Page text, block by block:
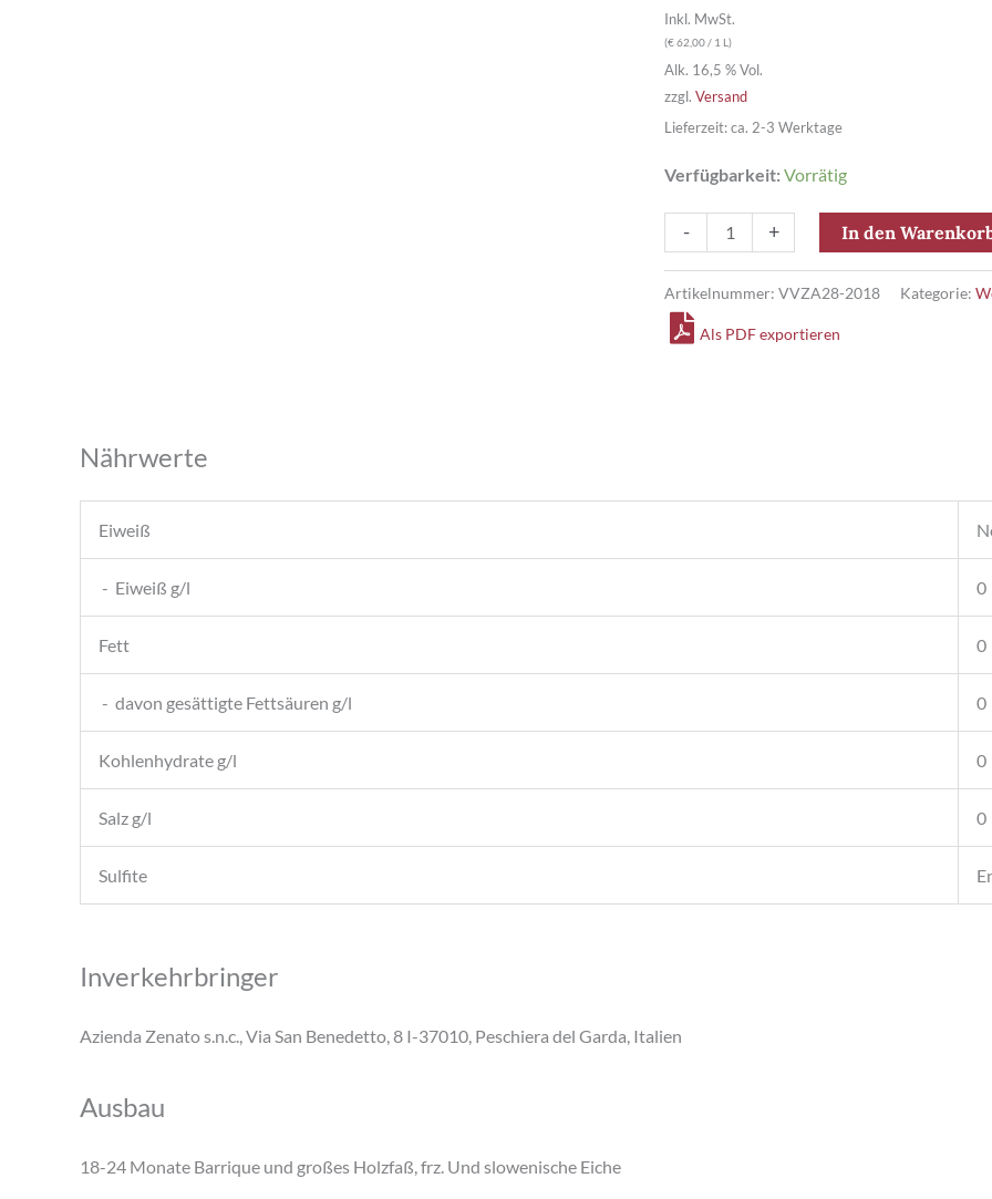
Inkl. MwSt.
(€62,00/ 1 L)
Alk. 16,5 % Vol.
zzgl. Versand
Lieferzeit: ca. 2-3 Werktage
Verfügbarkeit: Vorrätig
-
Amarone
della
Valpolicella
DOC
+ In den
Artikelnummer: VVZA28-2018 Kategorie:
Als PDF exportieren
Nährwerte
Eiweiß
- Eiweiß g/l 0
Fett 0
- davon gesättigte Fettsäuren g/l 0
Kohlenhydrate g/l 0
Salz g/l 0
Sulfite
Inverkehrbringer
Azienda Zenato s.n.c., Via San Benedetto, 8 I-37010, Peschiera del Garda, Italien
Ausbau
18-24 Monate Barrique und großes Holzfaß, frz. Und slowenische Eiche